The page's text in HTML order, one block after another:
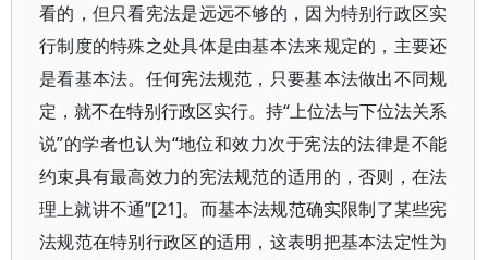
看的，但只看宪法是远远不够的，因为特别行政区实
行制度的特殊之处具体是由基本法来规定的，主要还
是看基本法。任何宪法规范，只要基本法做出不同规
定，就不在特别行政区实行。持“上位法与下位法关系
说”的学者也认为“地位和效力次于宪法的法律是不能
约束具有最高效力的宪法规范的适用的，否则，在法
理上就讲不通”[21]。而基本法规范确实限制了某些宪
法规范在特别行政区的适用，这表明把基本法定性为